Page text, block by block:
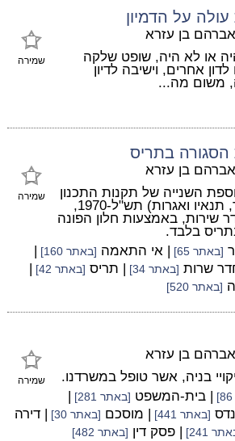
על הדמיון
שמירה
בן עזרא
או לא היה, שופט שלקה
אחרים, וישיבה לדיון
משום מה...
הסגורה בתריס
שמירה
בן עזרא
תקנה 2.40 לתוספת השנייה של תקנות התכנון
והבניה (בקשה להיתר, תנאיו ואגרות) תש"ל-1970,
שירות, באמצעות חלון הפונה
בלבד.
[באתר 65] | אי התאמה [באתר 160]
|
שרות [באתר 34] | תריס [באתר 42]
|
[באתר 520]
שמירה
בן עזרא
בניה, אשר טופל במשרדנו.
| בית-המשפט [באתר 281]
|
[באתר 441] | מוסכם [באתר 30] | דירה
241] | פסק דין [באתר 482]